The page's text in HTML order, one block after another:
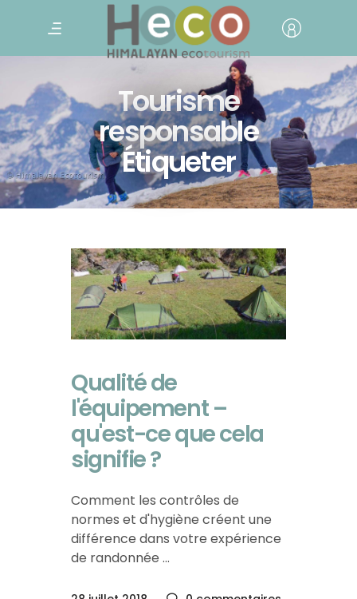
Tourisme
responsable
Étiqueter
Qualité de
l'équipement –
qu'est-ce que cela
signifie ?
Comment les contrôles de
normes et d'hygiène créent une
différence dans votre expérience
de randonnée